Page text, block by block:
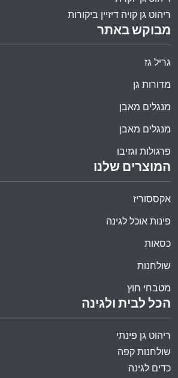
הכל לבית ולגינה
ריהוט גן פינתי
שולחנות קפה
כדים לגינה
המוצרים שלנו
אקססוריז
פינות אוכל לגינה
כסאות
שולחנות
מטבחי חוץ
מבוקש באתר
גריל גז
מדורות גן
מנגלים מאבן
מנגלים מאבן
פרגולות וגזיבו
ריהוט גן קויה דיזיין ביקורות